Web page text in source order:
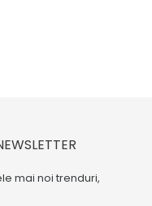
mai noi trenduri,